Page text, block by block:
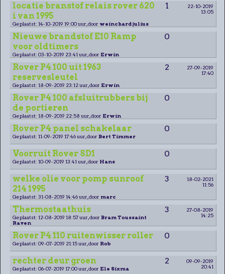
locatie branstof relais rover 620
i van 1995
1
22-10-2019
13:05
Geplaatst: 14-10-2019 19:00 uur, door weinchard julius
Nieuwe brandstof E10 Ramp
voor oldtimers
0
Geplaatst: 03-10-2019 23:41 uur, door Erwin
Rover P4 100 uit 1963
reservesleutel
2
27-09-2019
17:40
Geplaatst: 18-09-2019 23:12 uur, door Erwin
Rover P4 100 afsluitrubbers bij
de portieren
0
Geplaatst: 18-09-2019 22:58 uur, door Erwin
Rover P4 panel schakelaar 0
Geplaatst: 11-09-2019 17:46 uur, door Bert Timmer
Voorruit Rover SD1 0
Geplaatst: 10-09-2019 13:41 uur, door Hans
welke olie voor pomp sunroof
214 1995
3
18-02-2021
11:56
Geplaatst: 31-08-2019 14:46 uur, door marc
Thermostaathuis 3
27-08-2019
14:25
Geplaatst: 12-08-2019 18:57 uur, door Bram Toussaint
Raven
Rover P4 110 ruitenwisser roller 0
Geplaatst: 09-07-2019 21:15 uur, door Rob
rechter deur groen 2
09-09-2019
20:41
Geplaatst: 06-07-2019 17:00 uur, door Ele Sixma